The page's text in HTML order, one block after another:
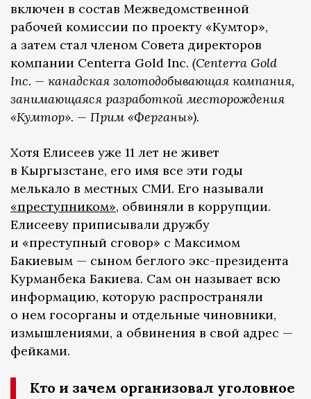
включен в состав Межведомственной
рабочей комиссии по проекту «Кумтор»,
а затем стал членом Совета директоров
компании Centerra Gold Inc. (Centerra Gold
Inc. — канадская золотодобывающая компания,
занимающаяся разработкой месторождения
«Кумтор». — Прим «Ферганы»).
Хотя Елисеев уже 11 лет не живет
в Кыргызстане, его имя все эти годы
мелькало в местных СМИ. Его называли
«преступником», обвиняли в коррупции.
Елисееву приписывали дружбу
и «преступный сговор» с Максимом
Бакиевым — сыном беглого экс-президента
Курманбека Бакиева. Сам он называет всю
информацию, которую распространяли
о нем госорганы и отдельные чиновники,
измышлениями, а обвинения в свой адрес —
фейками.
Кто и зачем организовал уголовное